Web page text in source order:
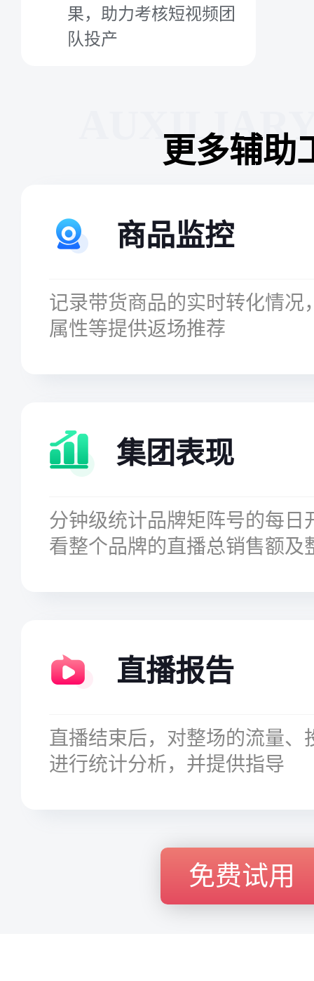
果，助力考核短视频团
队投产
更多辅助
商品监控
记录带货商品的实时转化情况
属性等提供返场推荐
集团表现
分钟级统计品牌矩阵号的每日
看整个品牌的直播总销售额及
直播报告
直播结束后，对整场的流量、
进行统计分析，并提供指导
免费试用